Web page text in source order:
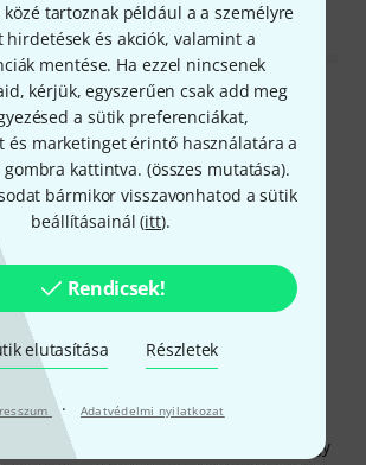
közé tartoznak például a a személyre
hirdetések és akciók, valamint a
mentése. Ha ezzel nincsenek
kérjük, egyszerűen csak add meg
a sütik preferenciákat,
és marketinget érintő használatára a
gombra kattintva. (összes mutatása).
bármikor visszavonhatod a sütik
beállításainál (itt).
Rendicsek!
elutasítása Részletek
· Adatvédelmi nyilatkozat
JELENTEM!
Yoggy 02.03.2025
megvolt a MegaFM-em, amit
de sosem használtam a zenéimben...
másodpercektől kezdve rájövünk, hogy